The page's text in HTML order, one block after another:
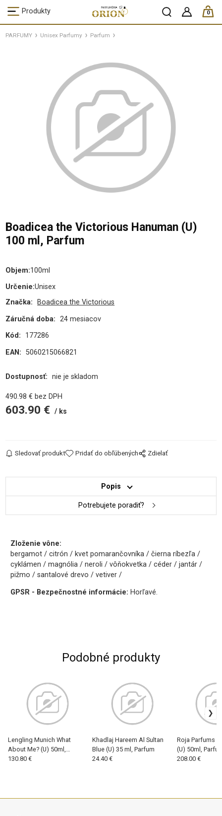
Produkty 0
ks /
PARFUMY Unisex Parfumy Parfum
Boadicea the Victorious Hanuman (U)
100 ml, Parfum
Objem:100ml
Určenie:Unisex
Značka:
Boadicea the Victorious
Záručná doba: 24 mesiacov
Kód:
177286
EAN: 5060215066821
Dostupnosť: nie je skladom
490.98 € bez DPH
603.90 € ks
Sledovať produkt Pridať do obľúbených Zdielať
Popis
Potrebujete poradiť?
Zloženie vône:
bergamot / citrón / kvet pomarančovníka / čierna ríbezľa /
cyklámen / magnólia / neroli / vôňokvetka / céder / jantár /
pižmo / santalové drevo / vetiver /
GPSR - Bezpečnostné informácie: Horľavé.
Podobné produkty
Lengling Munich What
About Me? (U) 50ml,
Parfum
130.80 €
Khadlaj Hareem Al Sultan
Blue (U) 35 ml, Parfum
24.40 €
Roja Parfums
(U) 50ml,
208.00 €